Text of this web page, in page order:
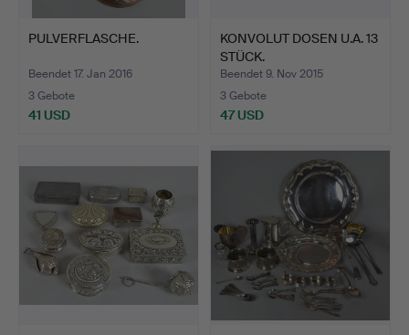
PULVERFLASCHE.
Beendet 17. Jan 2016
3 Gebote
41 USD
KONVOLUT DOSEN U.A. 13
STÜCK.
Beendet 9. Nov 2015
3 Gebote
47 USD